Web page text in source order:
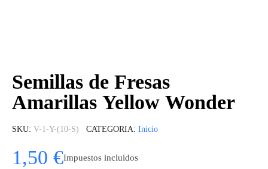
Semillas de Fresas
Amarillas Yellow Wonder
SKU V-1-Y-(10-S) CATEGORÍA Inicio
1,50 €Impuestos incluidos